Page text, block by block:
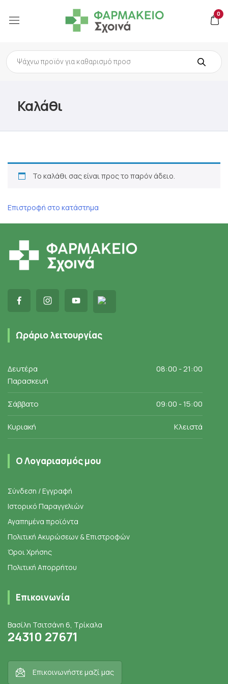
0
Products
search
Καλάθι
Το καλάθι σας είναι προς το παρόν άδειο.
Επιστροφή στο κατάστημα
Ωράριο λειτουργίας
Δευτέρα
Παρασκευή
08:00 - 21:00
Σάββατο 09:00 - 15:00
Κυριακή Κλειστά
Ο Λογαριασμός μου
Σύνδεση / Εγγραφή
Ιστορικό Παραγγελιών
Αγαπημένα προϊόντα
Πολιτική Ακυρώσεων & Επιστροφών
Όροι Χρήσης
Πολιτική Απορρήτου
Επικοινωνία
Βασίλη Τσιτσάνη 6, Τρίκαλα
24310 27671
Επικοινωνήστε μαζί μας